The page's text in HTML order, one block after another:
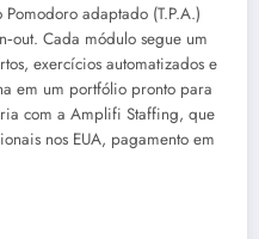
adaptado (T.P.A.)
Cada módulo segue um
exercícios automatizados e
em um portfólio pronto para
com a Amplifi Staffing, que
nos EUA, pagamento em